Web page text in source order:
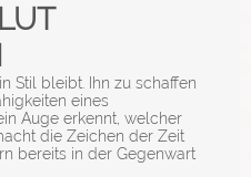
Stil bleibt. Ihn zu schaffen
eines
Auge erkennt, welcher
die Zeichen der Zeit
bereits in der Gegenwart